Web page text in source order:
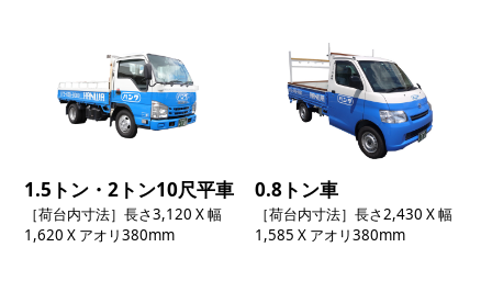
1.5トン・2トン10尺平車
［荷台内寸法］長さ3,120 X 幅
1,620 X アオリ380mm
0.8トン車
［荷台内寸法］長さ2,430 X 幅
1,585 X アオリ380mm